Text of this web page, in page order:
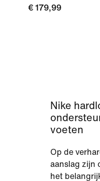
€ 179,99
Nike
voeten
Op de
aanslag zijn
het